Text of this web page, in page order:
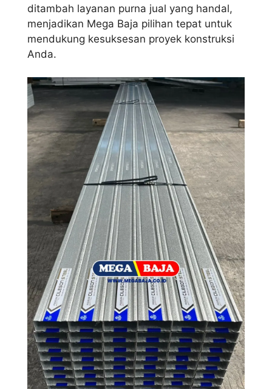
ditambah layanan purna jual yang handal,
menjadikan Mega Baja pilihan tepat untuk
mendukung kesuksesan proyek konstruksi
Anda.